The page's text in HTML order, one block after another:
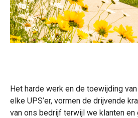
Het harde werk en de toewijding
elke UPS’er, vormen de drijvende
van ons bedrijf terwijl we klanten en